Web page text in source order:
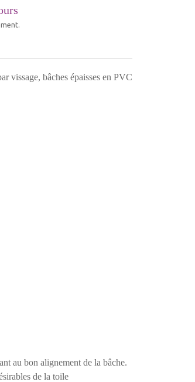
vissage, bâches épaisses en PVC
au bon alignement de la bâche.
de la toile